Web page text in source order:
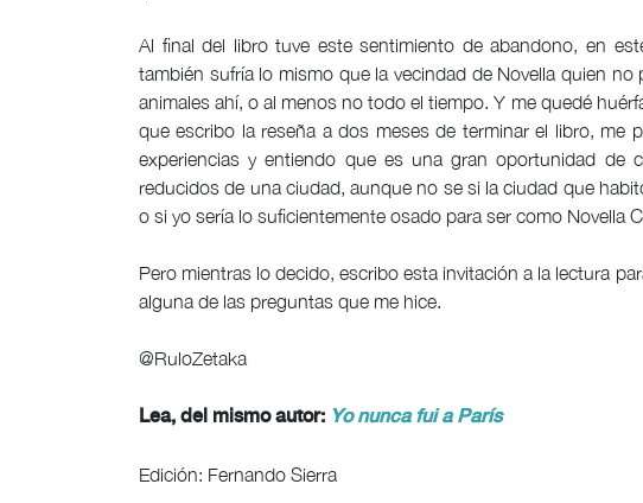
Al final del libro tuve este sentimiento de abandono, en
también sufría lo mismo que la vecindad de Novella quien
animales ahí, o al menos no todo el tiempo. Y me quedé
que escribo la reseña a dos meses de terminar el libro, me
experiencias y entiendo que es una gran oportunidad de
reducidos de una ciudad, aunque no se si la ciudad que
o si yo sería lo suficientemente osado para ser como Novella
Pero mientras lo decido, escribo esta invitación a la lectura
alguna de las preguntas que me hice.
@RuloZetaka
Lea, del mismo autor: Yo nunca fui a París
Edición: Fernando Sierra